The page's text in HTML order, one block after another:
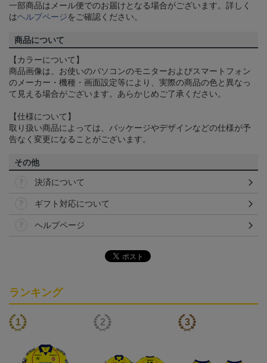
一部商品はメール便でのお届けとなる場合がございます。詳しく
はヘルプページをご確認ください。
商品について
【カラーについて】
商品画像は、お使いのパソコンのモニターおよびスマートフォン
のメーカー・機種・画面設定等により、実際の商品の色と異なっ
て見える場合がございます。あらかじめご了承ください。
【仕様について】
取り扱い商品によっては、パッケージやデザインなどの仕様が予
告なく変更になることがございます。
その他
決済について
ギフト対応について
ヘルプページ
ランキング